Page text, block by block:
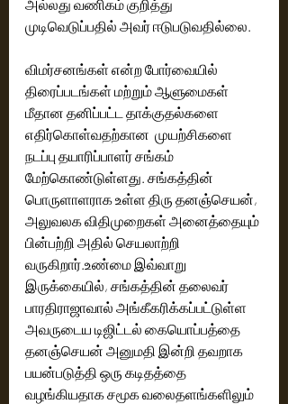
அல்லது வணிகம் குறித்து
முடிவெடுப்பதில் அவர் ஈடுபடுவதில்லை.
விமர்சனங்கள் என்ற போர்வையில்
திரைப்படங்கள் மற்றும் ஆளுமைகள்
மீதான தனிப்பட்ட தாக்குதல்களை
எதிர்கொள்வதற்கான  முயற்சிகளை
நடப்பு தயாரிப்பாளர் சங்கம்
மேற்கொண்டுள்ளது. சங்கத்தின்
பொருளாளராக உள்ள திரு தனஞ்செயன்,
அலுவலக விதிமுறைகள் அனைத்தையும்
பின்பற்றி அதில் செயலாற்றி
வருகிறார்.உண்மை இவ்வாறு
இருக்கையில், சங்கத்தின் தலைவர்
பாரதிராஜாவால் அங்கீகரிக்கப்பட்டுள்ள
அவருடைய டிஜிட்டல் கையொப்பத்தை
தனஞ்செயன் அனுமதி இன்றி தவறாக
பயன்படுத்தி ஒரு கடிதத்தை
வழங்கியதாக சமூக வலைதளங்களிலும்